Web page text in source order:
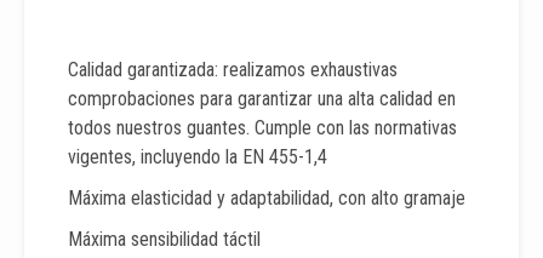
Calidad garantizada: realizamos exhaustivas
comprobaciones para garantizar una alta calidad en
todos nuestros guantes. Cumple con las normativas
vigentes, incluyendo la EN 455-1,4
Máxima elasticidad y adaptabilidad, con alto gramaje
Máxima sensibilidad táctil